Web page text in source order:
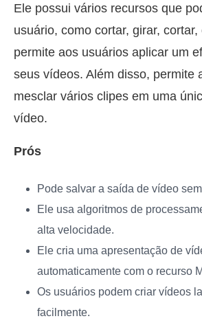
Ele possui vários recursos que
usuário, como cortar, girar,
permite aos usuários aplicar um
seus vídeos. Além disso, permite
mesclar vários clipes em uma
vídeo.
Prós
Pode salvar a saída de vídeo
Ele usa algoritmos de
alta velocidade.
Ele cria uma apresentação de
automaticamente com o recurso
Os usuários podem criar vídeos
facilmente.